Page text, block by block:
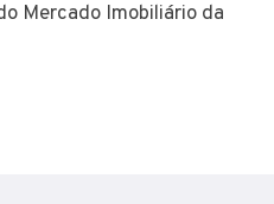
Mercado Imobiliário da